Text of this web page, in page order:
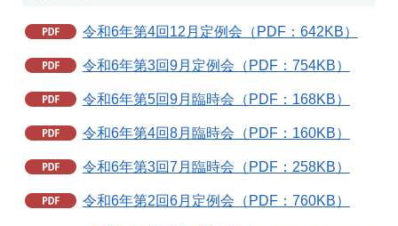
令和6年第4回12月定例会（PDF：642KB）
令和6年第3回9月定例会（PDF：754KB）
令和6年第5回9月臨時会（PDF：168KB）
令和6年第4回8月臨時会（PDF：160KB）
令和6年第3回7月臨時会（PDF：258KB）
令和6年第2回6月定例会（PDF：760KB）